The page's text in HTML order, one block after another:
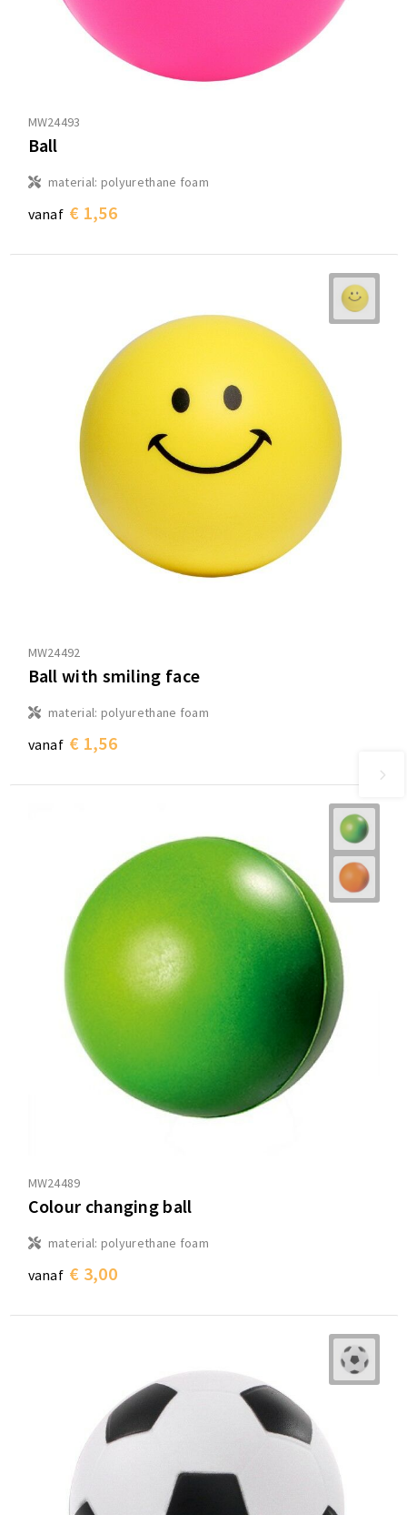
MW24493
Ball
material: polyurethane foam
vanaf € 1,56
MW24492
Ball with smiling face
material: polyurethane foam
vanaf € 1,56
MW24489
Colour changing ball
material: polyurethane foam
vanaf € 3,00